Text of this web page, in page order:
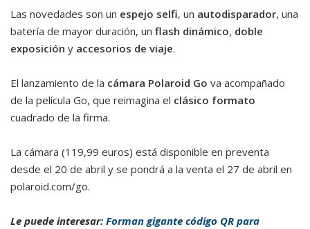
Las novedades son un espejo selfi, un autodisparador, una
batería de mayor duración, un flash dinámico, doble
exposición y accesorios de viaje.
El lanzamiento de la cámara Polaroid Go va acompañado
de la película Go, que reimagina el clásico formato
cuadrado de la firma.
La cámara (119,99 euros) está disponible en preventa
desde el 20 de abril y se pondrá a la venta el 27 de abril en
polaroid.com/go.
Le puede interesar: Forman gigante código QR para